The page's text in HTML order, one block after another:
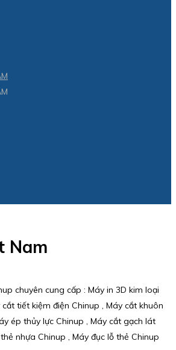
Nam
chuyên cung cấp : Máy in 3D kim loại
tiết kiệm điện Chinup , Máy cắt khuôn
ép thủy lực Chinup , Máy cắt gạch lát
nhựa Chinup , Máy đục lỗ thẻ Chinup